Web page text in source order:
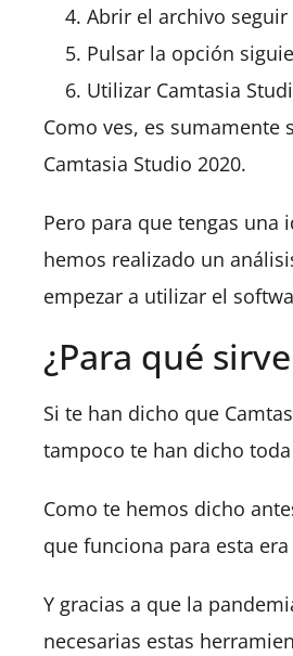
Abrir el archivo
Pulsar la opción
Utilizar Camtasia
Como ves, es
Camtasia Studio 2020.
Pero para que tengas una
hemos realizado un
empezar a utilizar el
¿Para qué
Si te han dicho que
tampoco te han dicho
Como te hemos dicho
que funciona para esta
Y gracias a que la
necesarias estas